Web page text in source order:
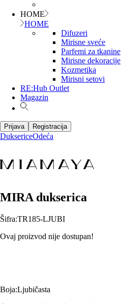
HOME
HOME
Difuzeri
Mirisne sveće
Parfemi za tkanine
Mirisne dekoracije
Kozmetika
Mirisni setovi
RE:Hub Outlet
Magazin
Prijava Registracija
DuksericeOdeća
MIRA dukserica
Šifra:TR185-LJUBI
Ovaj proizvod nije dostupan!
Boja:Ljubičasta